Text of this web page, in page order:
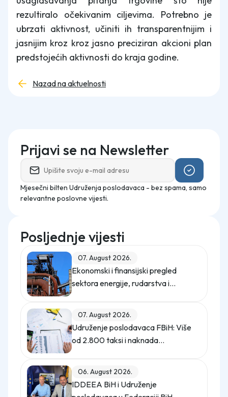
rezultiralo očekivanim ciljevima. Potrebno je
ubrzati aktivnost, učiniti ih transparentnijim i
jasnijim kroz kroz jasno preciziran akcioni plan
predstojećih aktivnosti do kraja godine.
Nazad na aktuelnosti
Prijavi se na Newsletter
Mjesečni bilten Udruženja poslodavaca - bez spama, samo
relevantne poslovne vijesti.
Posljednje vijesti
07. August 2026.
Ekonomski i finansijski pregled
sektora energije, rudarstva i
07. August 2026.
Udruženje poslodavaca FBiH: Više
od 2.800 taksi i naknada
06. August 2026.
IDDEEA BiH i Udruženje